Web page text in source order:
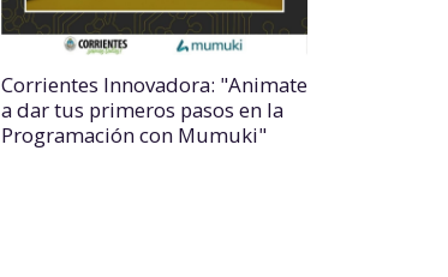
Corrientes Innovadora: "Animate
a dar tus primeros pasos en la
Programación con Mumuki"